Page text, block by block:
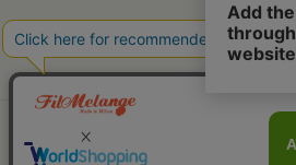
© FILMELANGE